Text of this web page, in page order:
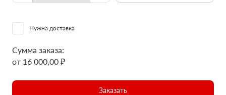
Нужна доставка
Сумма заказа:
от 16 000,00 ₽
Заказать